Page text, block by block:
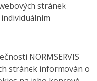
stránek
NORMSERVIS
stránek informován o